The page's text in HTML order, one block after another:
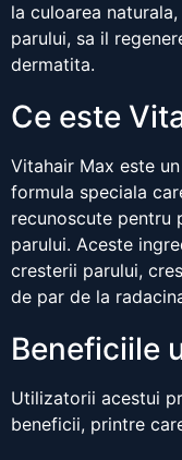
la culoarea
parului, sa il
dermatita.
Ce este
Vitahair Max este
formula speciala
recunoscute pentru
parului. Aceste
cresterii parului,
de par de la
Beneficiile
Utilizatorii acestui
beneficii, printre